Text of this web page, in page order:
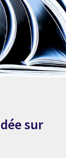
sur